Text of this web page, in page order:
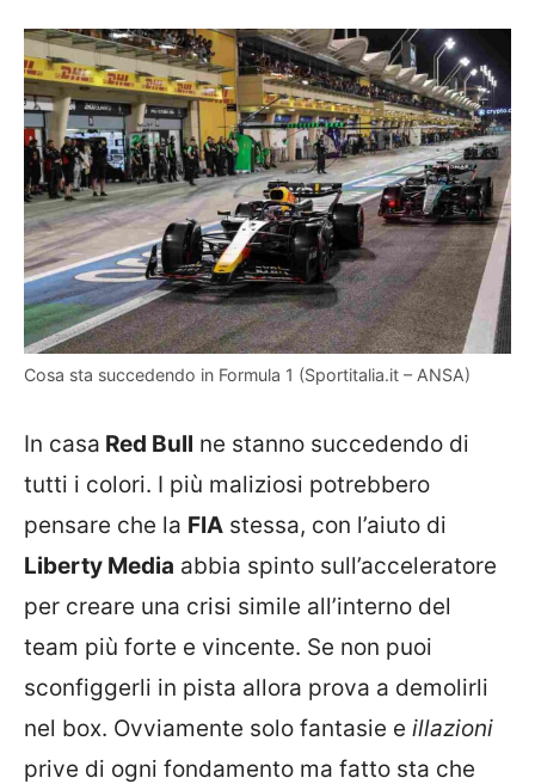
Cosa sta succedendo in Formula 1 (Sportitalia.it – ANSA)
In casa Red Bull ne stanno succedendo di
tutti i colori. I più maliziosi potrebbero
pensare che la FIA stessa, con l’aiuto di
Liberty Media abbia spinto sull’acceleratore
per creare una crisi simile all’interno del
team più forte e vincente. Se non puoi
sconfiggerli in pista allora prova a demolirli
nel box. Ovviamente solo fantasie e illazioni
prive di ogni fondamento ma fatto sta che